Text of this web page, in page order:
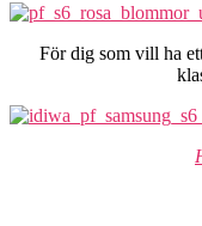
För dig som vill ha